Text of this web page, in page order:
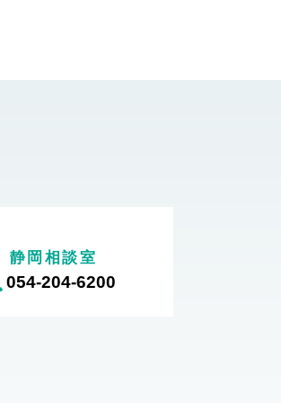
静岡相談室
054-204-6200